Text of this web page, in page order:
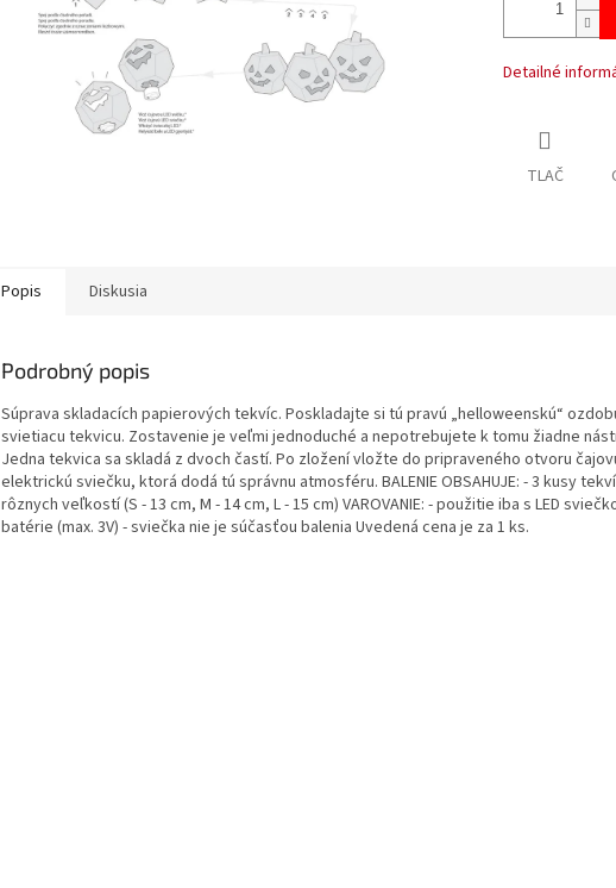
Detailné
TLAČ
Popis Diskusia
Podrobný popis
Súprava skladacích papierových tekvíc. Poskladajte si tú pravú „helloweenskú“
svietiacu tekvicu. Zostavenie je veľmi jednoduché a nepotrebujete k tomu žiadne
Jedna tekvica sa skladá z dvoch častí. Po zložení vložte do pripraveného otvoru
elektrickú sviečku, ktorá dodá tú správnu atmosféru. BALENIE OBSAHUJE: - 3 kusy
rôznych veľkostí (S - 13 cm, M - 14 cm, L - 15 cm) VAROVANIE: - použitie iba s LED
batérie (max. 3V) - sviečka nie je súčasťou balenia Uvedená cena je za 1 ks.